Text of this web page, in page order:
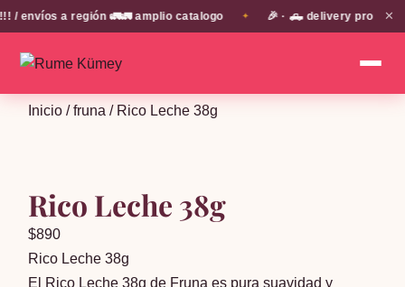
envíos a región 🚛🚛 amplio catalogo 🎉 · 🛻 delivery propio en
✕
Inicio /fruna / Rico Leche 38g
Rico Leche 38g
$890
Rico Leche 38g
El Rico Leche 38g de Fruna es pura suavidad y